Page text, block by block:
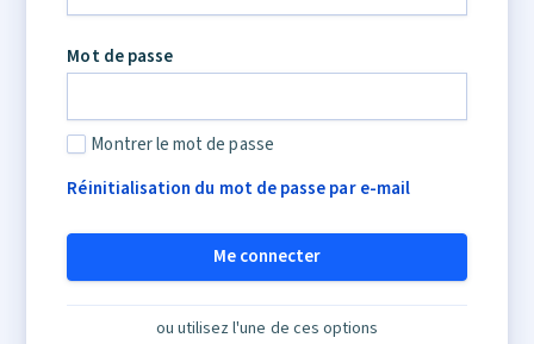
Mot de passe
Montrer le mot de passe
Réinitialisation du mot de passe par e-mail
Me connecter
ou utilisez l'une de ces options